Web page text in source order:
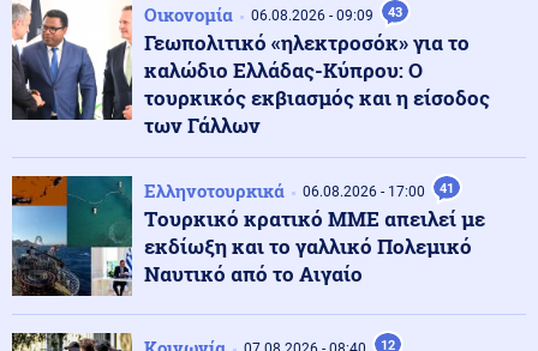
παρακολουθώντας την 13χρονη γειτόνισσα του - Η
ποινή που του επιβλήθηκε
Κόσμος 07.08.2026 - 23:12
Η Ισπανία ξεκινά ελέγχους σε ταξιδιώτες από την
Σεπτεμβρίου
Κόσμος 07.08.2026 - 23:08
Μόλις ανακοινωθεί συμφωνία για το Ορμούζ, θα
τερματιστεί ο ναυτικός αποκλεισμός στο Ιράν,
Οικονομία 06.08.2026 - 09:09 43
Γεωπολιτικό «ηλεκτροσόκ» για το
καλώδιο Ελλάδας-Κύπρου: Ο
τουρκικός εκβιασμός και η είσοδος
των Γάλλων
Ελληνοτουρκικά 06.08.2026 - 17:00 41
Tουρκικό κρατικό ΜΜΕ απειλεί με
εκδίωξη και το γαλλικό Πολεμικό
Ναυτικό από το Αιγαίο
12